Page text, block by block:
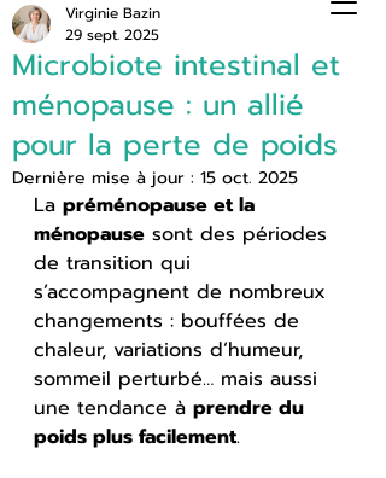
Microbiote intestinal et
ménopause : un allié
pour la perte de poids
Virginie Bazin
29 sept. 2025
Dernière mise à jour : 15 oct. 2025
La préménopause et la
ménopause sont des périodes
de transition qui
s’accompagnent de nombreux
changements : bouffées de
chaleur, variations d’humeur,
sommeil perturbé… mais aussi
une tendance à prendre du
poids plus facilement.